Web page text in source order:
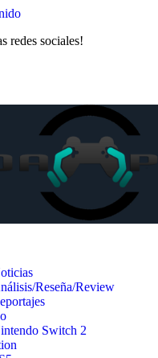
redes sociales!
Reseña/Review
Switch 2